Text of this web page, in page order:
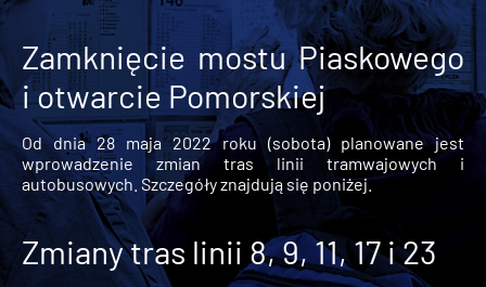
Zamknięcie mostu Piaskowego
i otwarcie Pomorskiej
Od dnia 28 maja 2022 roku (sobota) planowane jest
wprowadzenie zmian tras linii tramwajowych i
autobusowych. Szczegóły znajdują się poniżej.
Zmiany tras linii 8, 9, 11, 17 i 23